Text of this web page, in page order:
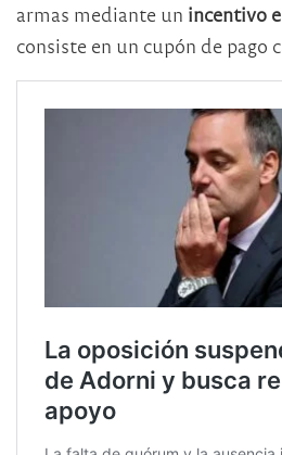
armas mediante un incentivo
consiste en un cupón de pago